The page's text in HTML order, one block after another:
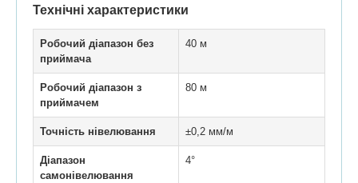
Технічні характеристики
Робочий діапазон без
приймача
40 м
Робочий діапазон з
приймачем
80 м
Точність нівелювання ±0,2 мм/м
Діапазон
самонівелювання
4°